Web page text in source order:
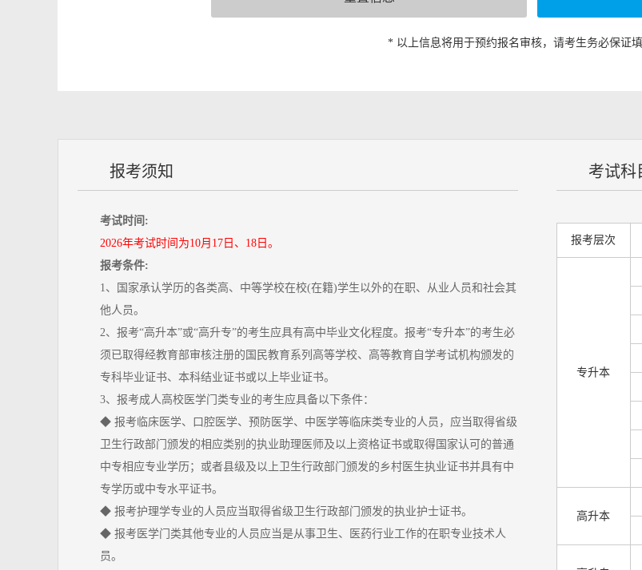
* 以上信息将用于预约报名审核，请考生务必保证填
报考须知
考试时间:
2026年考试时间为10月17日、18日。
报考条件:
1、国家承认学历的各类高、中等学校在校(在籍)学生以外的在职、从业人员和社会其
他人员。
2、报考“高升本”或“高升专”的考生应具有高中毕业文化程度。报考“专升本”的考生必
须已取得经教育部审核注册的国民教育系列高等学校、高等教育自学考试机构颁发的
专科毕业证书、本科结业证书或以上毕业证书。
3、报考成人高校医学门类专业的考生应具备以下条件：
◆ 报考临床医学、口腔医学、预防医学、中医学等临床类专业的人员，应当取得省级
卫生行政部门颁发的相应类别的执业助理医师及以上资格证书或取得国家认可的普通
中专相应专业学历；或者县级及以上卫生行政部门颁发的乡村医生执业证书并具有中
专学历或中专水平证书。
◆ 报考护理学专业的人员应当取得省级卫生行政部门颁发的执业护士证书。
◆ 报考医学门类其他专业的人员应当是从事卫生、医药行业工作的在职专业技术人
员。
考试科
报考层次
专升本
高升本